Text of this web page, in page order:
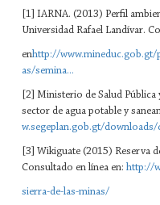
[1] IARNA. (2013) Perfil
Universidad Rafael Landívar.
enhttp://
as/semina...
[2] Ministerio de Salud
sector de agua potable y
w.segeplan.gob.gt/
[3] Wikiguate (2015) Reserva
Consultado en línea en: http://
sierra-de-las-minas/